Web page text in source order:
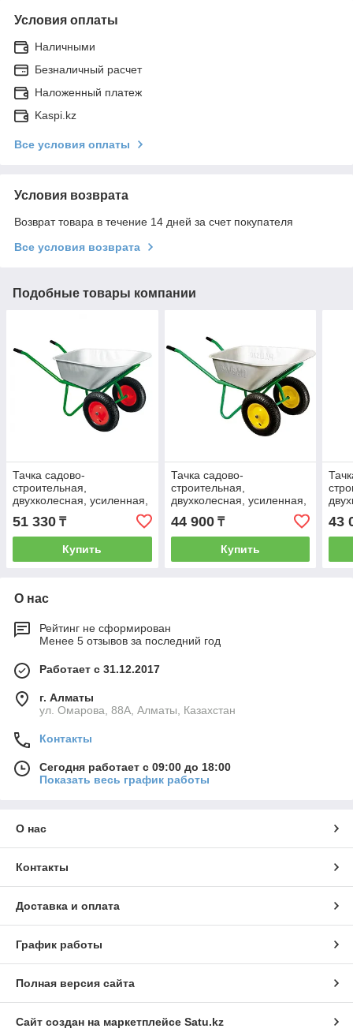
Условия оплаты
Наличными
Безналичный расчет
Наложенный платеж
Kaspi.kz
Все условия оплаты
Условия возврата
Возврат товара в течение 14 дней за счет покупателя
Все условия возврата
Подобные товары компании
Тачка садово-
строительная,
двухколесная, усиленная,
грузоподъемность 320 кг,
объем 100 л Kronwerk
689235
51 330 ₸
Купить
Тачка садово-
строительная,
двухколесная, усиленная,
грузоподъемность 320 кг,
объем 100 л Palisad
689233
44 900₸
Купить
43
О нас
Рейтинг не сформирован
Менее 5 отзывов за последний год
Работает с 31.12.2017
г. Алматы
ул. Омарова, 88А, Алматы, Казахстан
Контакты
Сегодня работает с 09:00 до 18:00
Показать весь график работы
О нас
Контакты
Доставка и оплата
График работы
Полная версия сайта
Сайт создан на маркетплейсе Satu.kz